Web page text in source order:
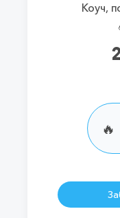
Коуч,
🔥